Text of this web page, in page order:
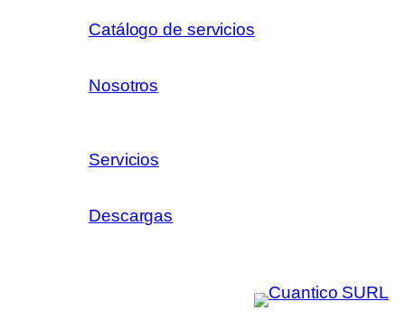
Catálogo de servicios
Nosotros
Servicios
Descargas